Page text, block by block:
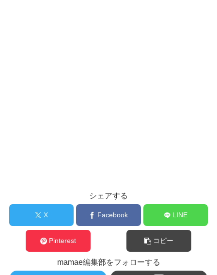
シェアする
X Facebook LINE
Pinterest コピー
mamae編集部をフォローする